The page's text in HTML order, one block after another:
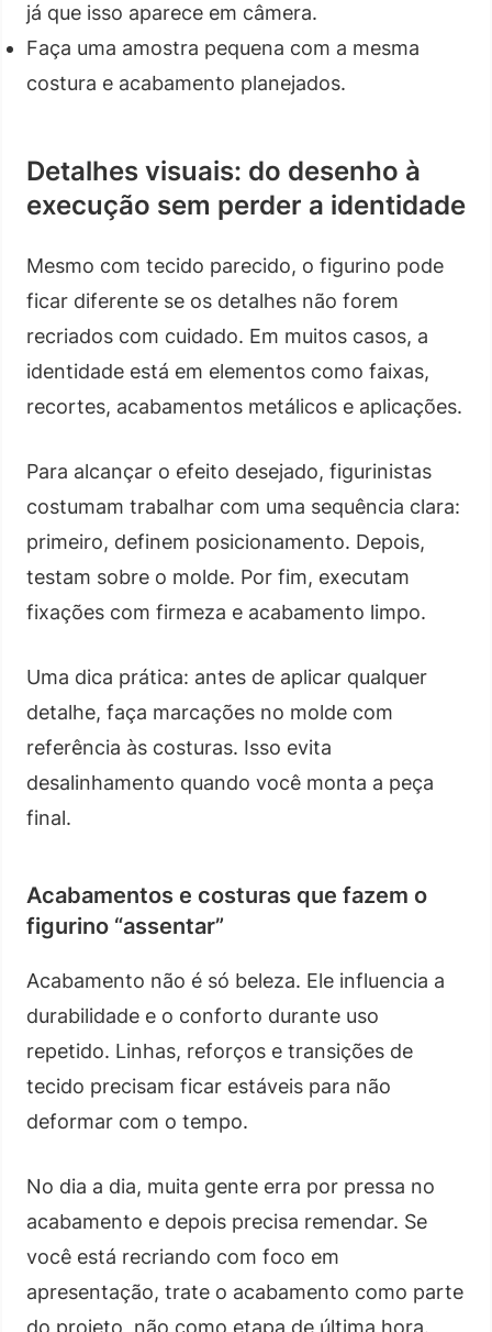
já que isso aparece em câmera.
Faça uma amostra pequena com a mesma
costura e acabamento planejados.
Detalhes visuais: do desenho à
execução sem perder a identidade
Mesmo com tecido parecido, o figurino pode
ficar diferente se os detalhes não forem
recriados com cuidado. Em muitos casos, a
identidade está em elementos como faixas,
recortes, acabamentos metálicos e aplicações.
Para alcançar o efeito desejado, figurinistas
costumam trabalhar com uma sequência clara:
primeiro, definem posicionamento. Depois,
testam sobre o molde. Por fim, executam
fixações com firmeza e acabamento limpo.
Uma dica prática: antes de aplicar qualquer
detalhe, faça marcações no molde com
referência às costuras. Isso evita
desalinhamento quando você monta a peça
final.
Acabamentos e costuras que fazem o
figurino “assentar”
Acabamento não é só beleza. Ele influencia a
durabilidade e o conforto durante uso
repetido. Linhas, reforços e transições de
tecido precisam ficar estáveis para não
deformar com o tempo.
No dia a dia, muita gente erra por pressa no
acabamento e depois precisa remendar. Se
você está recriando com foco em
apresentação, trate o acabamento como parte
do projeto, não como etapa de última hora.